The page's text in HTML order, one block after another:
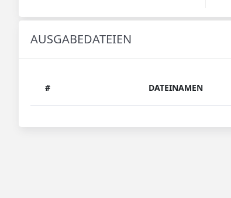
AUSGABEDATEIEN
# DATEINAMEN